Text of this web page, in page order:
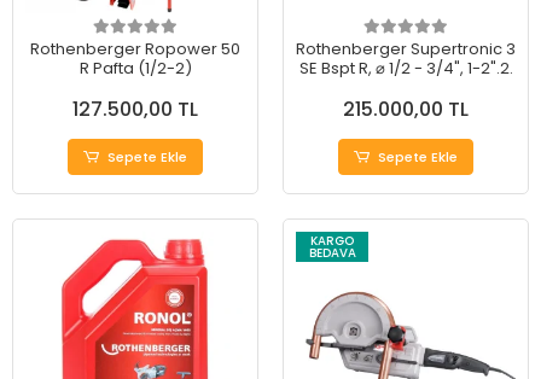
Rothenberger Ropower 50
R Pafta (1/2-2)
127.500,00 TL
Sepete Ekle
Rothenberger Supertronic 3
SE Bspt R, ⌀ 1/2 - 3/4", 1-2".2.
215.000,00 TL
Sepete Ekle
KARGO
BEDAVA